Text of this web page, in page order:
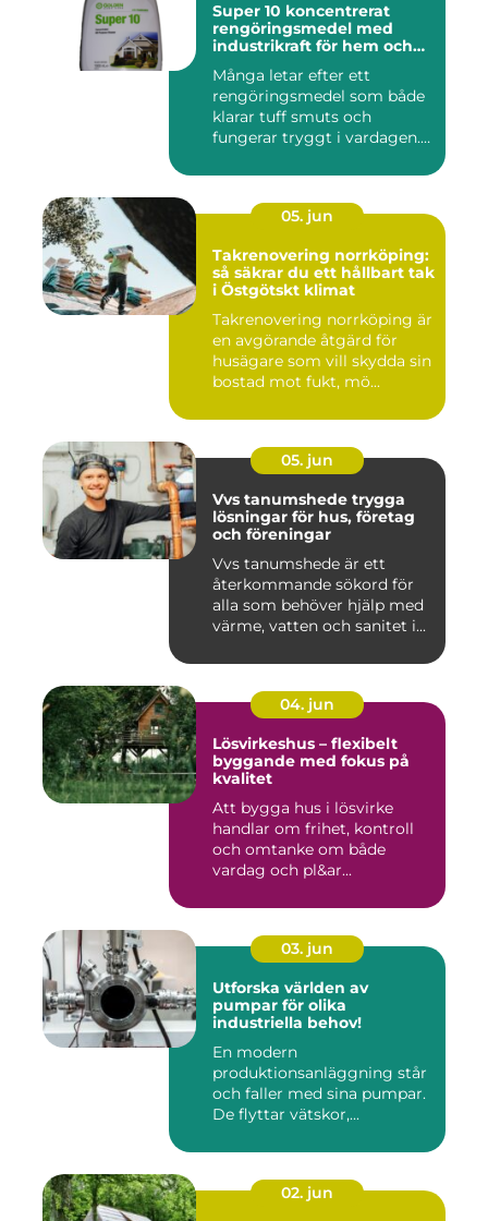
Super 10 koncentrerat
rengöringsmedel med
industrikraft för hem och
Många letar efter ett
rengöringsmedel som både
klarar tuff smuts och
fungerar tryggt i vardagen.
05. jun
Takrenovering norrköping:
så säkrar du ett hållbart tak
i Östgötskt klimat
Takrenovering norrköping är
en avgörande åtgärd för
husägare som vill skydda sin
bostad mot fukt, mö...
05. jun
Vvs tanumshede trygga
lösningar för hus, företag
och föreningar
Vvs tanumshede är ett
återkommande sökord för
alla som behöver hjälp med
värme, vatten och sanitet i...
04. jun
Lösvirkeshus – flexibelt
byggande med fokus på
kvalitet
Att bygga hus i lösvirke
handlar om frihet, kontroll
och omtanke om både
vardag och pl&ar...
03. jun
Utforska världen av
pumpar för olika
industriella behov!
En modern
produktionsanläggning står
och faller med sina pumpar.
De flyttar vätskor,...
02. jun